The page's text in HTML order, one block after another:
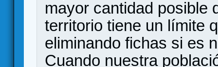
mayor cantidad posible
territorio tiene un límite
eliminando fichas si es
Cuando nuestra